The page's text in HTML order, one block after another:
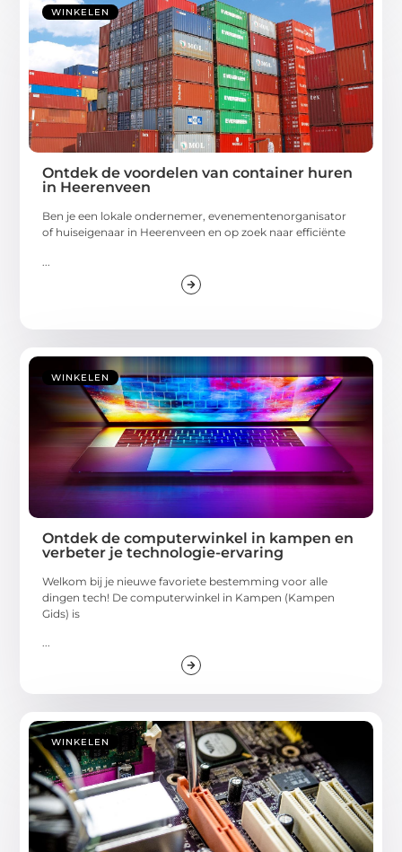
WINKELEN
Ontdek de voordelen van container huren
in Heerenveen
Ben je een lokale ondernemer, evenementenorganisator
of huiseigenaar in Heerenveen en op zoek naar efficiënte
WINKELEN
Ontdek de computerwinkel in kampen en
verbeter je technologie-ervaring
Welkom bij je nieuwe favoriete bestemming voor alle
dingen tech! De computerwinkel in Kampen (Kampen
Gids) is
...
WINKELEN